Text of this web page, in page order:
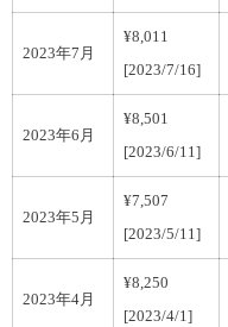
2023年7月
¥8,011
[2023/7/16]
2023年6月
¥8,501
[2023/6/11]
2023年5月
¥7,507
[2023/5/11]
2023年4月
¥8,250
[2023/4/1]